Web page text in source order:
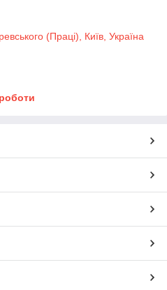
(Праці), Київ, Україна